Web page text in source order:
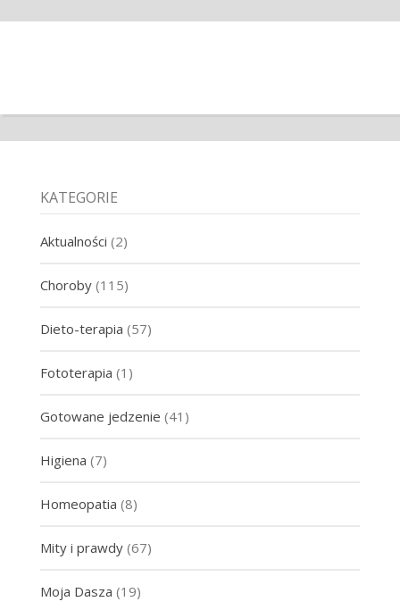
KATEGORIE
Aktualności (2)
Choroby(115)
Dieto-terapia (57)
Fototerapia (1)
Gotowane jedzenie (41)
Higiena (7)
Homeopatia (8)
Mity i prawdy(67)
Moja Dasza (19)